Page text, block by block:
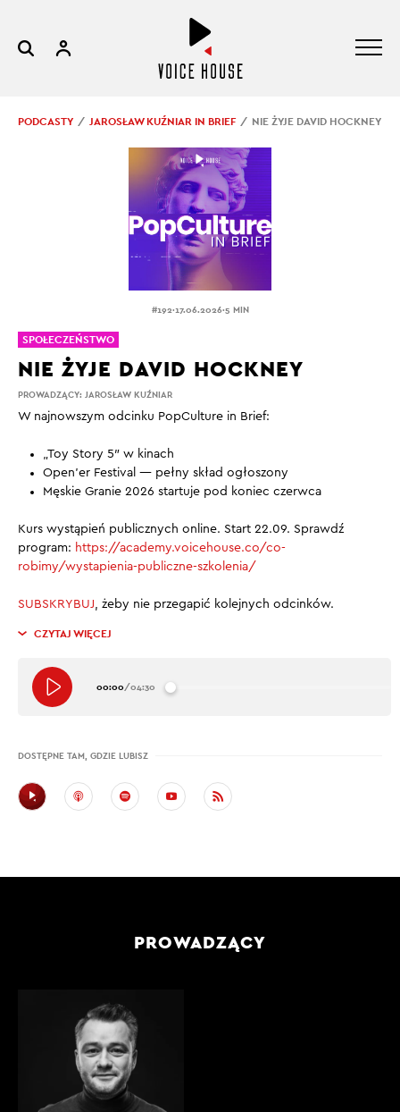
PODCASTY JAROSŁAW KUŹNIAR IN BRIEF NIE ŻYJE DAVID HOCKNEY
#192.17.06.2026.5 MIN
PROWADZĄCY: JAROSŁAW KUŹNIAR
NIE ŻYJE DAVID HOCKNEY
W najnowszym odcinku PopCulture in Brief:
„Toy Story 5″ w kinach
Open’er Festival — pełny skład ogłoszony
Męskie Granie 2026 startuje pod koniec czerwca
Kurs wystąpień publicznych online. Start 22.09. Sprawdź
program: ⁠ https://academy.voicehouse.co/co-
robimy/wystapienia-publiczne-szkolenia/
SUBSKRYBUJ, żeby nie przegapić kolejnych odcinków.
CZYTAJ WIĘCEJ
00:00/04:30
DOSTĘPNE TAM, GDZIE LUBISZ
SPOŁECZEŃSTWO
PROWADZĄCY